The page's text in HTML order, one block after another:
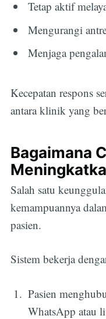
Tetap aktif
Mengurangi
Menjaga
Kecepatan respons
antara klinik yang
Bagaimana
Salah satu
kemampuannya
pasien.
Sistem bekerja
Pasien
WhatsApp atau